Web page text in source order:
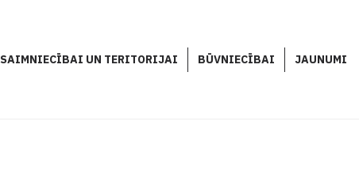
SAIMNIECĪBAI UN TERITORIJAI BŪVNIECĪBAI JAUNUMI